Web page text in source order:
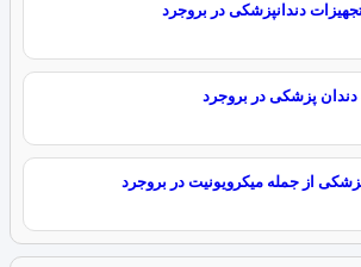
دندانپزشکی در بروجرد
پزشکی در بروجرد
از جمله میکرویونیت در بروجرد